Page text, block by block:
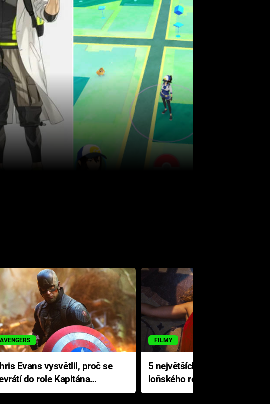
AVENGERS
Evans vysvětlil, proč se
do role Kapitána
FILMY
5 největších propadáků
loňského roku: Disney na
jediné katastrofě prodělal 200